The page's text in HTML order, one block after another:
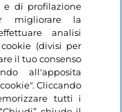
e di profilazione
migliorare la
analisi
(divisi per
il tuo consenso
all'apposita
Cliccando
tutti i